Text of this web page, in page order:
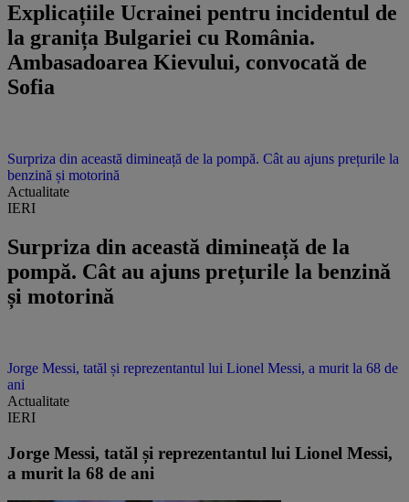
Explicațiile Ucrainei pentru incidentul de
la granița Bulgariei cu România.
Ambasadoarea Kievului, convocată de
Sofia
Surpriza din această dimineață de la pompă. Cât au ajuns prețurile la
benzină și motorină
Actualitate
IERI
Surpriza din această dimineață de la
pompă. Cât au ajuns prețurile la benzină
și motorină
Jorge Messi, tatăl și reprezentantul lui Lionel Messi, a murit la 68 de
ani
Actualitate
IERI
Jorge Messi, tatăl și reprezentantul lui Lionel Messi,
a murit la 68 de ani